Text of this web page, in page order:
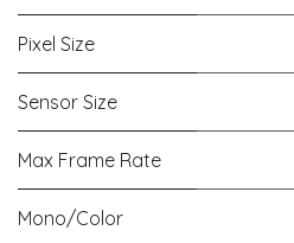
Pixel Size
Sensor Size
Max Frame Rate
Mono/Color